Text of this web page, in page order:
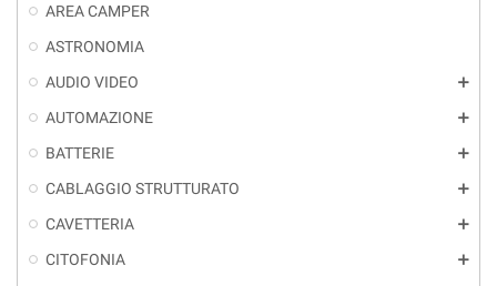
AREA CAMPER
ASTRONOMIA
AUDIO VIDEO
add
AUTOMAZIONE add
BATTERIE add
CABLAGGIO STRUTTURATO add
CAVETTERIA add
CITOFONIA add